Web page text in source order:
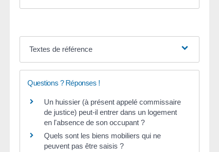
Textes de référence
Questions ? Réponses !
Un huissier (à présent appelé commissaire
de justice) peut-il entrer dans un logement
en l'absence de son occupant ?
Quels sont les biens mobiliers qui ne
peuvent pas être saisis ?